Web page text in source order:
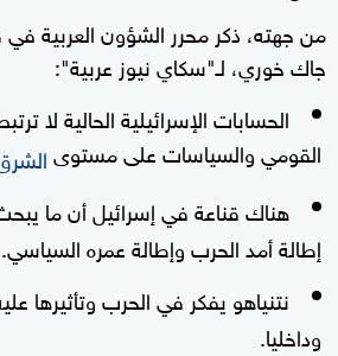
من جهته، ذكر محرر الشؤون العربية
جاك خوري، لـ"سكاي نيوز عربية":
الحسابات الإسرائيلية الحالية لا
القومي والسياسات على مستوى
هناك قناعة في إسرائيل أن ما يبحث
إطالة أمد الحرب وإطالة عمره السياسي.
نتنياهو يفكر في الحرب وتأثيرها
وداخليا.